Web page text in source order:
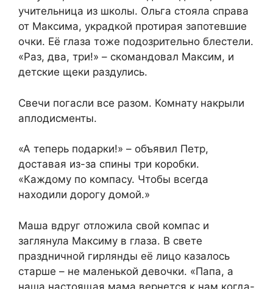
учительница из школы. Ольга стояла справа
от Максима, украдкой протирая запотевшие
очки. Её глаза тоже подозрительно блестели.
«Раз, два, три!» – скомандовал Максим, и
детские щеки раздулись.
Свечи погасли все разом. Комнату накрыли
аплодисменты.
«А теперь подарки!» – объявил Петр,
доставая из-за спины три коробки.
«Каждому по компасу. Чтобы всегда
находили дорогу домой.»
Маша вдруг отложила свой компас и
заглянула Максиму в глаза. В свете
праздничной гирлянды её лицо казалось
старше – не маленькой девочки. «Папа, а
наша настоящая мама вернется к нам когда-